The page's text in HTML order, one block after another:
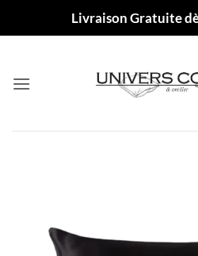
Livraison Gratuite